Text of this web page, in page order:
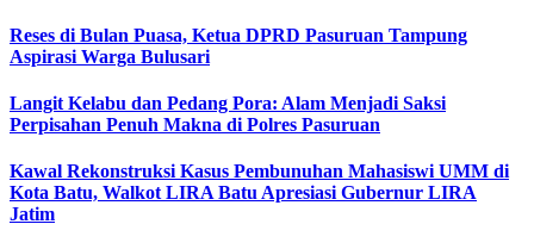
Reses di Bulan Puasa, Ketua DPRD Pasuruan Tampung
Aspirasi Warga Bulusari
Langit Kelabu dan Pedang Pora: Alam Menjadi Saksi
Perpisahan Penuh Makna di Polres Pasuruan
Kawal Rekonstruksi Kasus Pembunuhan Mahasiswi UMM di
Kota Batu, Walkot LIRA Batu Apresiasi Gubernur LIRA
Jatim